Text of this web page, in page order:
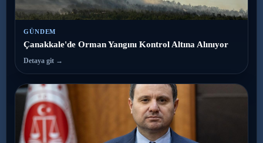
GÜNDEM
Çanakkale'de Orman Yangını Kontrol Altına Alınıyor
Detaya git →